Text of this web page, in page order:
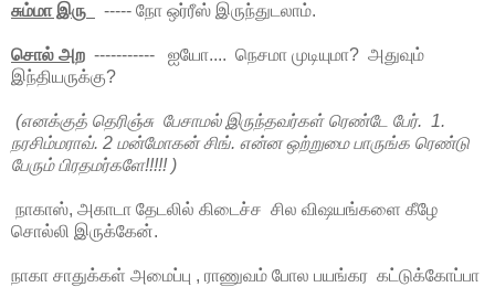
சும்மா இரு ----- நோ ஒர்ரீஸ் இருந்துடலாம்.
சொல் அற ----------- ஐயோ.... நெசமா முடியுமா? அதுவும்
இந்தியருக்கு?
(எனக்குத் தெரிஞ்சு பேசாமல் இருந்தவர்கள் ரெண்டே பேர். 1.
நரசிம்மராவ். 2 மன்மோகன் சிங். என்ன ஒற்றுமை பாருங்க ரெண்டு
பேரும் பிரதமர்களே!!!!! )
நாகாஸ், அகாடா தேடலில் கிடைச்ச சில விஷயங்களை கீழே
சொல்லி இருக்கேன்.
நாகா சாதுக்கள் அமைப்பு , ராணுவம் போல பயங்கர கட்டுக்கோப்பா